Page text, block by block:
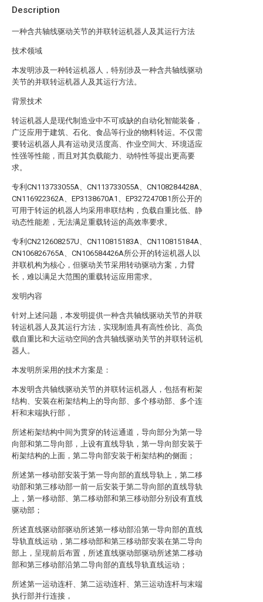
Description
一种含共轴线驱动关节的并联转运机器人及其运行方法
技术领域
本发明涉及一种转运机器人，特别涉及一种含共轴线驱动
关节的并联转运机器人及其运行方法。
背景技术
转运机器人是现代制造业中不可或缺的自动化智能装备，
广泛应用于建筑、石化、食品等行业的物料转运。不仅需
要转运机器人具有运动灵活度高、作业空间大、环境适应
性强等性能，而且对其负载能力、动特性等提出更高要
求。
专利CN113733055A、CN113733055A、CN108284428A、
CN116922362A、EP3138670A1、EP3272470B1所公开的
可用于转运的机器人均采用串联结构，负载自重比低、静
动态性能差，无法满足重载转运的高效率要求。
专利CN212608257U、CN110815183A、CN110815184A、
CN106826765A、CN106584426A所公开的转运机器人以
并联机构为核心，但驱动关节采用转动驱动方案，力臂
长，难以满足大范围的重载转运应用需求。
发明内容
针对上述问题，本发明提供一种含共轴线驱动关节的并联
转运机器人及其运行方法，实现制造具有高性价比、高负
载自重比和大运动空间的含共轴线驱动关节的并联转运机
器人。
本发明所采用的技术方案是：
本发明含共轴线驱动关节的并联转运机器人，包括有桁架
结构、安装在桁架结构上的导向部、多个移动部、多个连
杆和末端执行部，
所述桁架结构中间为贯穿的转运通道，导向部分为第一导
向部和第二导向部，上设有直线导轨，第一导向部安装于
桁架结构的上面，第二导向部安装于桁架结构的侧面；
所述第一移动部安装于第一导向部的直线导轨上，第二移
动部和第三移动部一前一后安装于第二导向部的直线导轨
上，第一移动部、第二移动部和第三移动部分别设有直线
驱动部；
所述直线驱动部驱动所述第一移动部沿第一导向部的直线
导轨直线运动，第二移动部和第三移动部安装在第二导向
部上，呈现前后布置，所述直线驱动部驱动所述第二移动
部和第三移动部沿第二导向部的直线导轨直线运动；
所述第一运动连杆、第二运动连杆、第三运动连杆与末端
执行部并行连接，